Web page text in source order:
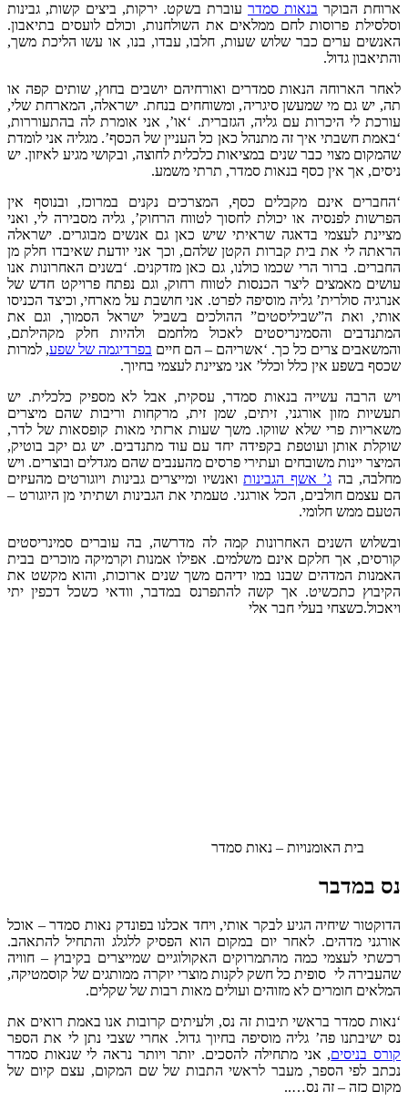
הבוקרבנאות סמדר עוברת בשקט. ירקות, ביצים קשות, גבינות
פרוסות לחם ממלאים את השולחנות, וכולם לועסים בתיאבון.
ערים כבר שלוש שעות, חלבו, עבדו, בנו, או עשו הליכת משך,
גדול.
הארוחה הנאות סמדרים ואורחיהם יושבים בחוץ, שותים קפה או
גם מי שמעשן סיגריה, ומשוחחים בנחת. ישראלה, המארחת שלי,
לי היכרות עם גליה, הגזברית. ‘או’, אני אומרת לה בהתעוררות,
חשבתי איך זה מתנהל כאן כל העניין של הכסף’. מגליה אני לומדת
מצוי כבר שנים במציאות כלכלית לחוצה, ובקושי מגיע לאיזון. יש
אך אין כסף בנאות סמדר, תרתי משמע.
אינם מקבלים כסף, המצרכים נקנים במרוכז, ובנוסף אין
לפנסיה או יכולת לחסוך לטווח הרחוק’, גליה מסבירה לי, ואני
לעצמי בדאגה שראיתי שיש כאן גם אנשים מבוגרים. ישראלה
לי את בית קברות הקטן שלהם, וכך אני יודעת שאיבדו חלק מן
ברור הרי שכמו כולנו, גם כאן מזדקנים. ‘בשנים האחרונות אנו
מאמצים ליצר הכנסות לטווח רחוק, וגם נפתח פרויקט חדש של
סולרית’ גליה מוסיפה לפרט. אני חושבת על מארחי, וכיצד הכניסו
ואת ה”שביליסטים” ההולכים בשביל ישראל הסמוך, וגם את
והסמינריסטים לאכול מלחמם ולהיות חלק מקהילתם,
צרים כל כך. ‘אשריהם – הם חייםבפרדיגמה של שפע, למרות
אין כלל וכלל’ אני מציינת לעצמי בחיוך.
עשייה בנאות סמדר, עסקית, אבל לא מספיק כלכלית. יש
מזון אורגני, זיתים, שמן זית, מרקחות וריבות שהם מיצרים
פרי שלא שווקו. משך שעות ארזתי מאות קופסאות של לדר,
אותן ועוטפת בקפידה יחד עם עוד מתנדבים. יש גם יקב בוטיק,
יינות משובחים ועתירי פרסים מהענבים שהם מגדלים ובוצרים. ויש
בהג’ אשף הגבינותואנשיו ומייצרים גבינות ויוגורטים מהעיזים
חולבים, הכל אורגני. טעמתי את הגבינות ושתיתי מן היוגורט –
ממש חלומי.
השנים האחרונות קמה לה מדרשה, בה עוברים סמינריסטים
אך חלקם אינם משלמים. אפילו אמנות וקרמיקה מוכרים בבית
המדהים שבנו במו ידיהם משך שנים ארוכות, והוא מקשט את
כתכשיט. אך קשה להתפרנס במדבר, וודאי כשכל דכפין יתי
בעלי חבר אלי
בית האומנויות – נאות סמדר
שיחיה הגיע לבקר אותי, ויחד אכלנו בפונדק נאות סמדר – אוכל
מדהים. לאחר יום במקום הוא הפסיק ללגלג והתחיל להתאהב.
לעצמי כמה מהתמרוקים האקולוגיים שמייצרים בקיבוץ – חוויה
לי סופית כל חשק לקנות מוצרי יוקרה ממותגים של קוסמטיקה,
חומרים לא מזוהים ועולים מאות רבות של שקלים.
סמדר בראשי תיבות זה נס, ולעיתים קרובות אנו באמת רואים את
פה’ גליה מוסיפה בחיוך גדול. אחרי שצבי נתן לי את הספר
, אני מתחילה להסכים. יותר ויותר נראה לי שנאות סמדר
לפי הספר, מעבר לראשי התבות של שם המקום, עצם קיום של
כזה – זה נס…..